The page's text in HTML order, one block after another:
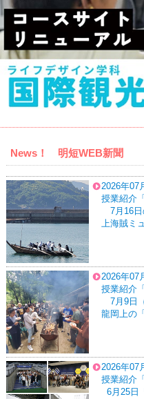
News！ 明短WEB新聞
2026年07
授業紹介
7月16日
上海賊ミ
2026年07
授業紹介
7月9日
龍岡上の
2026年07
授業紹介
6月25日